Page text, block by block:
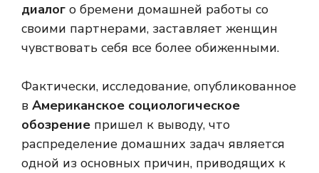
диалог о бремени домашней работы со
своими партнерами, заставляет женщин
чувствовать себя все более обиженными.
Фактически, исследование, опубликованное
в Американское социологическое
обозрение пришел к выводу, что
распределение домашних задач является
одной из основных причин, приводящих к